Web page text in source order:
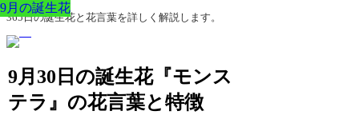
365日の誕生花と花言葉を詳しく解説します。
9月30日の誕生花『モンス
テラ』の花言葉と特徴
9月の誕生花
9月の誕生花
9月の誕生花
9月の誕生花
9月の誕生花
9月の誕生花
9月の誕生花